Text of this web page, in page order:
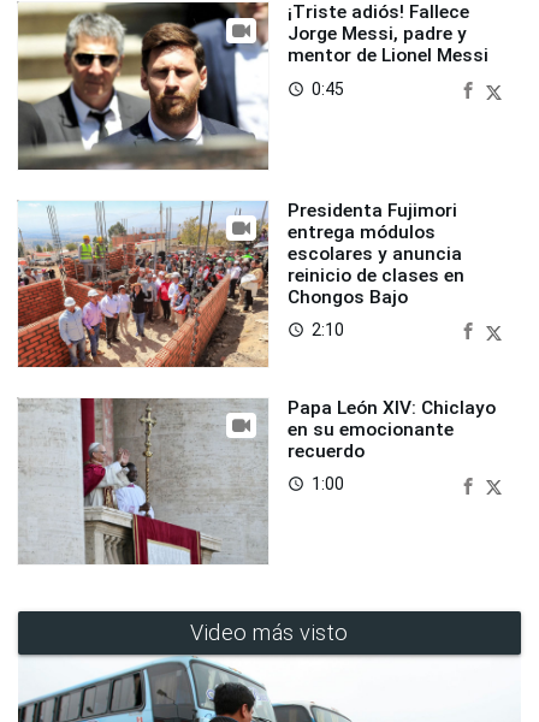
¡Triste adiós! Fallece
Jorge Messi, padre y
mentor de Lionel Messi
access_time 0:45
Presidenta Fujimori
entrega módulos
escolares y anuncia
reinicio de clases en
Chongos Bajo
access_time 2:10
Papa León XIV: Chiclayo
en su emocionante
recuerdo
access_time 1:00
Video más visto